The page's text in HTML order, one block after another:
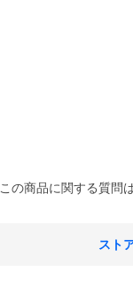
この商品に関する質問
スト